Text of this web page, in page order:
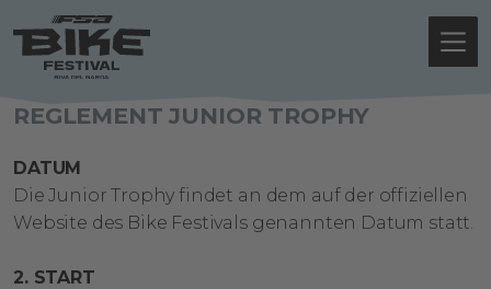
REGLEMENT JUNIOR TROPHY
DATUM
Die Junior Trophy findet an dem auf der offiziellen
Website des Bike Festivals genannten Datum statt.
2. START